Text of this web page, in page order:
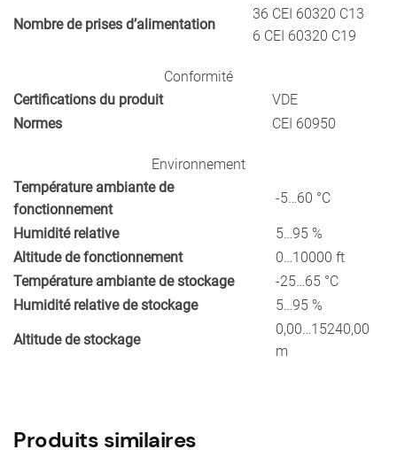
Nombre de prises d’alimentation
36 CEI 60320 C13
6 CEI 60320 C19
Conformité
Certifications du produit
VDE
Normes
CEI 60950
Environnement
Température ambiante de
fonctionnement
-5…60 °C
Humidité relative
5…95 %
Altitude de fonctionnement
0…10000 ft
Température ambiante de stockage
-25…65 °C
Humidité relative de stockage
5…95 %
Altitude de stockage
0,00…15240,00
m
Produits similaires